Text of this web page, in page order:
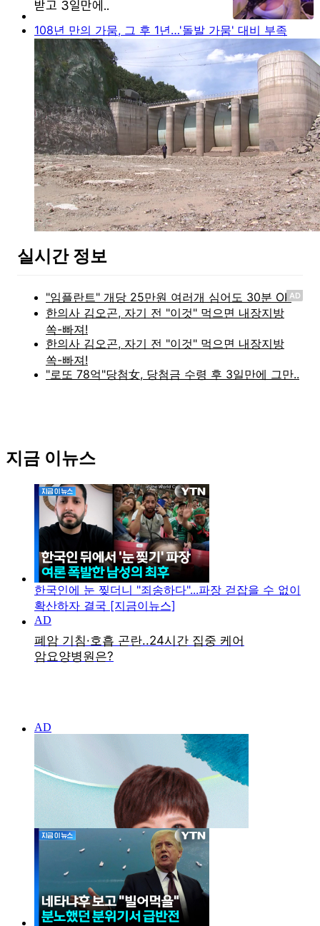
108년 만의 가뭄, 그 후 1년…'돌발 가뭄' 대비 부족
실시간 정보
AD
지금 이뉴스
한국인에 눈 찢더니 "죄송하다"...파장 걷잡을 수 없이
확산하자 결국 [지금이뉴스]